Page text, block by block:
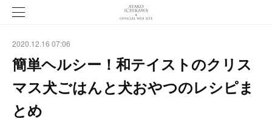
2020.12.16 07:06
簡単ヘルシー！和テイストのクリス
マス犬ごはんと犬おやつのレシピま
とめ